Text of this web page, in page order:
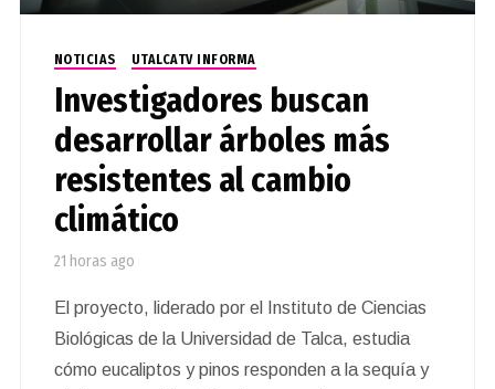
NOTICIAS UTALCATV INFORMA
Investigadores buscan
desarrollar árboles más
resistentes al cambio
climático
21 horas ago
El proyecto, liderado por el Instituto de Ciencias
Biológicas de la Universidad de Talca, estudia
cómo eucaliptos y pinos responden a la sequía y